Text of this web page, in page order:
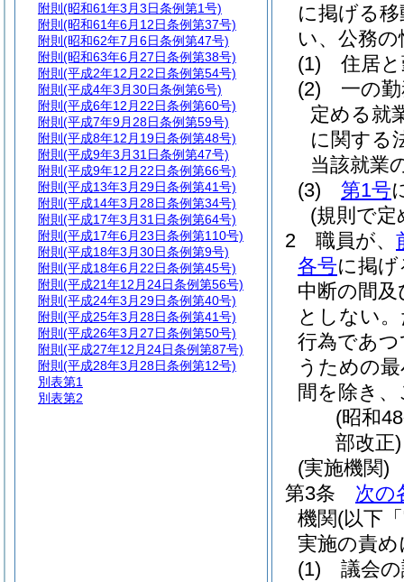
に掲げる
い、公務
(1)
住居
(2)
一の
定める就
に関する
当該就業
(3)
第1号
(規則で
2
職員が、
各号に掲
中断の間
としない。
行為であ
うための
間を除き
(昭和
部改正)
(実施機関)
第3条
次の
機関(以下
実施の責
(1)
議会
附則 (昭和61年3月3日条例第1号)
附則 (昭和61年6月12日条例第37号)
附則 (昭和62年7月6日条例第47号)
附則 (昭和63年6月27日条例第38号)
附則 (平成2年12月22日条例第54号)
附則 (平成4年3月30日条例第6号)
附則 (平成6年12月22日条例第60号)
附則 (平成7年9月28日条例第59号)
附則 (平成8年12月19日条例第48号)
附則 (平成9年3月31日条例第47号)
附則 (平成9年12月22日条例第66号)
附則 (平成13年3月29日条例第41号)
附則 (平成14年3月28日条例第34号)
附則 (平成17年3月31日条例第64号)
附則 (平成17年6月23日条例第110号)
附則 (平成18年3月30日条例第9号)
附則 (平成18年6月22日条例第45号)
附則 (平成21年12月24日条例第56号)
附則 (平成24年3月29日条例第40号)
附則 (平成25年3月28日条例第41号)
附則 (平成26年3月27日条例第50号)
附則 (平成27年12月24日条例第87号)
附則 (平成28年3月28日条例第12号)
別表第1
別表第2